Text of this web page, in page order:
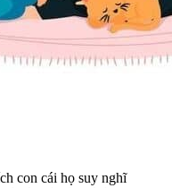
con cái họ suy nghĩ